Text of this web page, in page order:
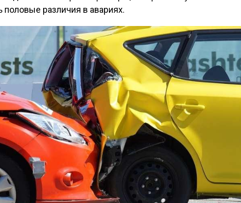
половые различия в авариях.